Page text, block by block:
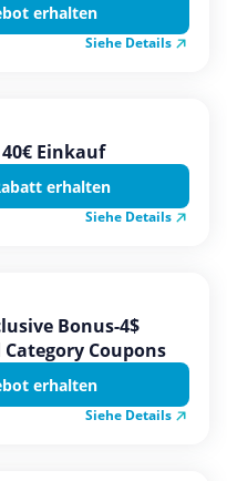
erhalten
Siehe Details
Einkauf
erhalten
Siehe Details
Bonus-4$
Coupons
erhalten
Siehe Details